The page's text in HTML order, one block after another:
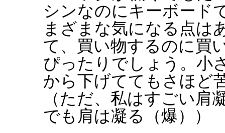
シンなのにキーボード
まざまな気になる点は
て、買い物するのに買
ぴったりでしょう。小
から下げててもさほど
（ただ、私はすごい肩
でも肩は凝る（爆））